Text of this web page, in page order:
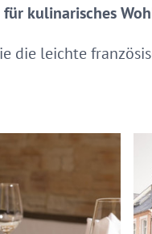
für kulinarisches
die leichte